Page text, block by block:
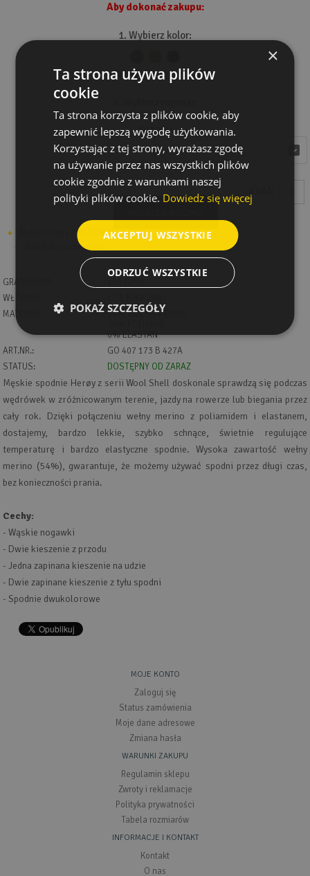
Aby dokonać zakupu:
1. Wybierz kolor:
Tabela rozmiarów
Rozmiar
wybierz
wybierz
ILOŚĆ:
dodaj do listy zakupów
dodaj do porównania
GRAMATURA:
WŁÓKNO:
MATERIAŁ:
54% WEŁNA MERINO
6% ELASTAN
ART.NR.:
GO 407 173 B 427A
STATUS:
DOSTĘPNY OD ZARAZ
Męskie spodnie Herøy z serii Wool Shell doskonale sprawdzą się podczas
wędrówek w zróżnicowanym terenie, jazdy na rowerze lub biegania przez
cały rok. Dzięki połączeniu wełny merino z poliamidem i elastanem,
dostajemy, bardzo lekkie, szybko schnące, świetnie regulujące
temperaturę i bardzo elastyczne spodnie. Wysoka zawartość wełny
merino (54%), gwarantuje, że możemy używać spodni przez długi czas,
bez konieczności prania.
Cechy:
- Wąskie nogawki
- Dwie kieszenie z przodu
- Jedna zapinana kieszenie na udzie
- Dwie zapinane kieszenie z tyłu spodni
- Spodnie dwukolorowe
MOJE KONTO
Zaloguj się
Status zamówienia
Moje dane adresowe
Zmiana hasła
WARUNKI ZAKUPU
Regulamin sklepu
Zwroty i reklamacje
Polityka prywatności
Tabela rozmiarów
INFORMACJE I KONTAKT
Kontakt
O nas
×
Ta strona używa plików
cookie
Ta strona korzysta z plików cookie, aby
zapewnić lepszą wygodę użytkowania.
Korzystając z tej strony, wyrażasz zgodę
na używanie przez nas wszystkich plików
cookie zgodnie z warunkami naszej
polityki plików cookie. Dowiedz się więcej
AKCEPTUJ WSZYSTKIE
ODRZUĆ WSZYSTKIE
POKAŻ SZCZEGÓŁY